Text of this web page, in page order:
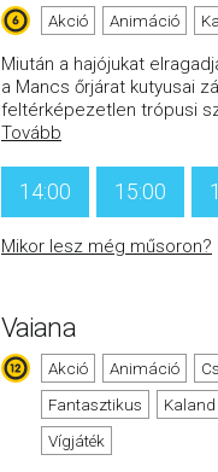
Akció Animáció
Miután a hajójukat
a Mancs őrjárat kutyusai
feltérképezetlen trópusi
Tovább
14:00 15:00
Mikor lesz még műsoron?
Vaiana
Akció Animáció
Fantasztikus
Kaland
Vígjáték